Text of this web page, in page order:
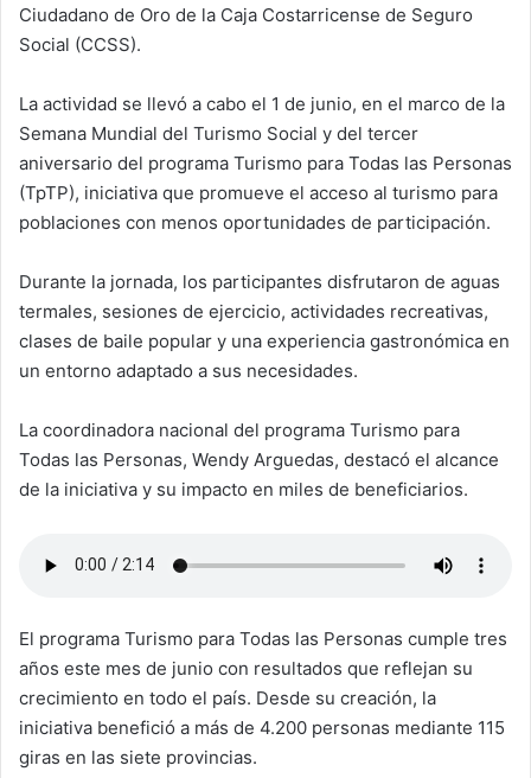
Ciudadano de Oro de la Caja Costarricense de Seguro
Social (CCSS).
La actividad se llevó a cabo el 1 de junio, en el marco de la
Semana Mundial del Turismo Social y del tercer
aniversario del programa Turismo para Todas las Personas
(TpTP), iniciativa que promueve el acceso al turismo para
poblaciones con menos oportunidades de participación.
Durante la jornada, los participantes disfrutaron de aguas
termales, sesiones de ejercicio, actividades recreativas,
clases de baile popular y una experiencia gastronómica en
un entorno adaptado a sus necesidades.
La coordinadora nacional del programa Turismo para
Todas las Personas, Wendy Arguedas, destacó el alcance
de la iniciativa y su impacto en miles de beneficiarios.
El programa Turismo para Todas las Personas cumple tres
años este mes de junio con resultados que reflejan su
crecimiento en todo el país. Desde su creación, la
iniciativa benefició a más de 4.200 personas mediante 115
giras en las siete provincias.